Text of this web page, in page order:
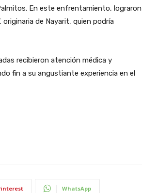
En este enfrentamiento, lograron
originaria de Nayarit, quien podría
recibieron atención médica y
fin a su angustiante experiencia en el
WhatsApp